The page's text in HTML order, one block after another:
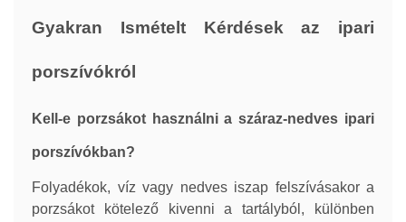
Gyakran Ismételt Kérdések az ipari
porszívókról
Kell-e porzsákot használni a száraz-nedves ipari
porszívókban?
Folyadékok, víz vagy nedves iszap felszívásakor a
porzsákot kötelező kivenni a tartályból, különben